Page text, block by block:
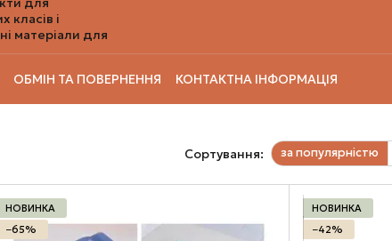
ОБМІН ТА ПОВЕРНЕННЯ КОНТАКТНА ІНФОРМАЦІЯ
Сортування: за популярністю
НОВИНКА
−65%
НОВИНКА
−42%